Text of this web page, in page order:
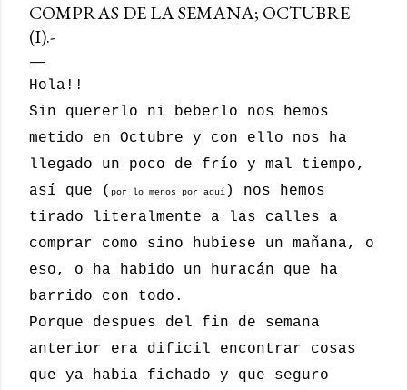
COMPRAS DE LA SEMANA; OCTUBRE
(I).-
Hola!!
Sin quererlo ni beberlo nos hemos
metido en Octubre y con ello nos ha
llegado un poco de frío y mal tiempo,
así que ( por lo menos por aquí ) nos hemos
tirado literalmente a las calles a
comprar como sino hubiese un mañana, o
eso, o ha habido un huracán que ha
barrido con todo.
Porque despues del fin de semana
anterior era dificil encontrar cosas
que ya habia fichado y que seguro